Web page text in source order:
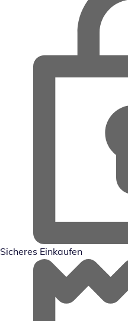
Sicheres Einkaufen